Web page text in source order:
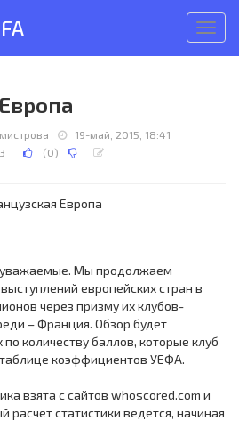
меню
19-май, 2015, 18:41
(0)
уважаемые. Мы продолжаем
европейских стран в
через призму их клубов-
– Франция. Обзор будет
количеству баллов, которые клуб
коэффициентов УЕФА.
взята с сайтов whoscored.com и
статистики ведётся, начиная